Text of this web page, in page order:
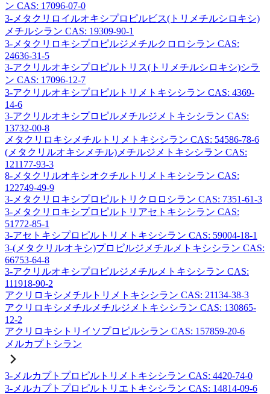
ン CAS: 17096-07-0
3-メタクリロイルオキシプロピルビス(トリメチルシロキシ)
メチルシラン CAS: 19309-90-1
3-メタクリロキシプロピルジメチルクロロシラン CAS:
24636-31-5
3-アクリルオキシプロピルトリス(トリメチルシロキシ)シラ
ン CAS: 17096-12-7
3-アクリルオキシプロピルトリメトキシシラン CAS: 4369-
14-6
3-アクリルオキシプロピルメチルジメトキシシラン CAS:
13732-00-8
メタクリロキシメチルトリメトキシシラン CAS: 54586-78-6
(メタクリルオキシメチル)メチルジメトキシシラン CAS:
121177-93-3
8-メタクリルオキシオクチルトリメトキシシラン CAS:
122749-49-9
3-メタクリロキシプロピルトリクロロシラン CAS: 7351-61-3
3-メタクリロキシプロピルトリアセトキシシラン CAS:
51772-85-1
3-アセトキシプロピルトリメトキシシラン CAS: 59004-18-1
3-(メタクリルオキシ)プロピルジメチルメトキシシラン CAS:
66753-64-8
3-アクリルオキシプロピルジメチルメトキシシラン CAS:
111918-90-2
アクリロキシメチルトリメトキシシラン CAS: 21134-38-3
アクリロキシメチルメチルジメトキシシラン CAS: 130865-
12-2
アクリロキシトリイソプロピルシラン CAS: 157859-20-6
メルカプトシラン
3-メルカプトプロピルトリメトキシシラン CAS: 4420-74-0
3-メルカプトプロピルトリエトキシシラン CAS: 14814-09-6